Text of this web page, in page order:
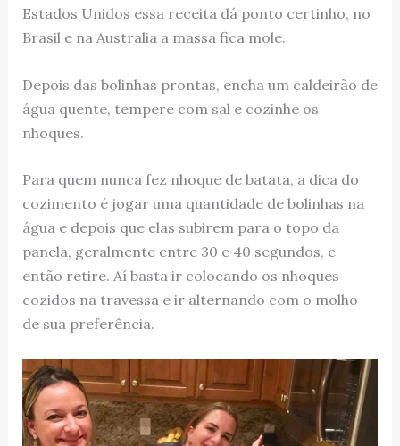
Estados Unidos essa receita dá ponto certinho, no
Brasil e na Australia a massa fica mole.
Depois das bolinhas prontas, encha um caldeirão de
água quente, tempere com sal e cozinhe os
nhoques.
Para quem nunca fez nhoque de batata, a dica do
cozimento é jogar uma quantidade de bolinhas na
água e depois que elas subirem para o topo da
panela, geralmente entre 30 e 40 segundos, e
então retire. Aí basta ir colocando os nhoques
cozidos na travessa e ir alternando com o molho
de sua preferência.